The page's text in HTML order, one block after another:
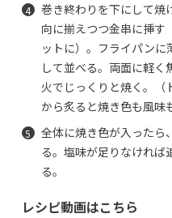
巻き終わりを下にして焼
向に揃えつつ金串に挿す
ットに）。フライパンに
して並べる。両面に軽
火でじっくりと焼く。（
から炙ると焼き色も風味
全体に焼き色が入ったら
る。塩味が足りなければ
る。
レシピ動画はこちら